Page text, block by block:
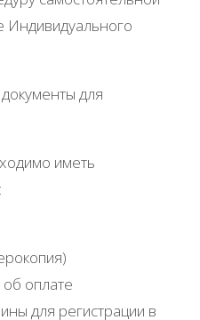
Индивидуального
для
иметь
оплате
для регистрации в